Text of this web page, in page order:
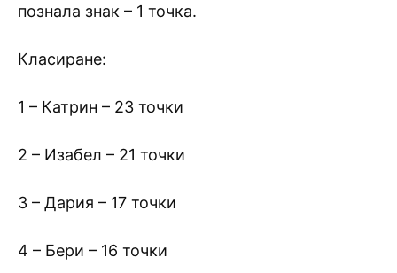
познала знак – 1 точка.
Класиране:
1 – Катрин – 23 точки
2 – Изабел – 21 точки
3 – Дария – 17 точки
4 – Бери – 16 точки